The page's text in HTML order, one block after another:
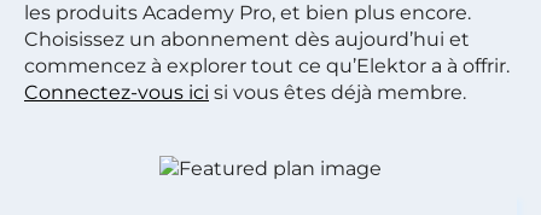
les produits Academy Pro, et bien plus encore.
Choisissez un abonnement dès aujourd’hui et
commencez à explorer tout ce qu’Elektor a à offrir.
Connectez-vous ici si vous êtes déjà membre.